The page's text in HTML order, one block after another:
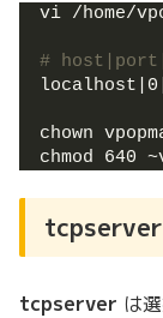
vi /home/
#
chown
chmod 640
tcpserver
tcpserver は